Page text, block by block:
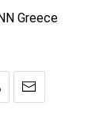
Greece